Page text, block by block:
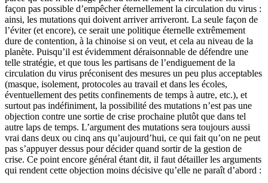
façon pas possible d’empêcher éternellement la circulation du virus :
ainsi, les mutations qui doivent arriver arriveront. La seule façon de
l’éviter (et encore), ce serait une politique éternelle extrêmement
dure de contention, à la chinoise si on veut, et cela au niveau de la
planète. Puisqu’il est évidemment déraisonnable de défendre une
telle stratégie, et que tous les partisans de l’endiguement de la
circulation du virus préconisent des mesures un peu plus acceptables
(masque, isolement, protocoles au travail et dans les écoles,
éventuellement des petits confinements de temps à autre, etc.), et
surtout pas indéfiniment, la possibilité des mutations n’est pas une
objection contre une sortie de crise prochaine plutôt que dans tel
autre laps de temps. L’argument des mutations sera toujours aussi
vrai dans deux ou cinq ans qu’aujourd’hui, ce qui fait qu’on ne peut
pas s’appuyer dessus pour décider quand sortir de la gestion de
crise. Ce point encore général étant dit, il faut détailler les arguments
qui rendent cette objection moins décisive qu’elle ne paraît d’abord :